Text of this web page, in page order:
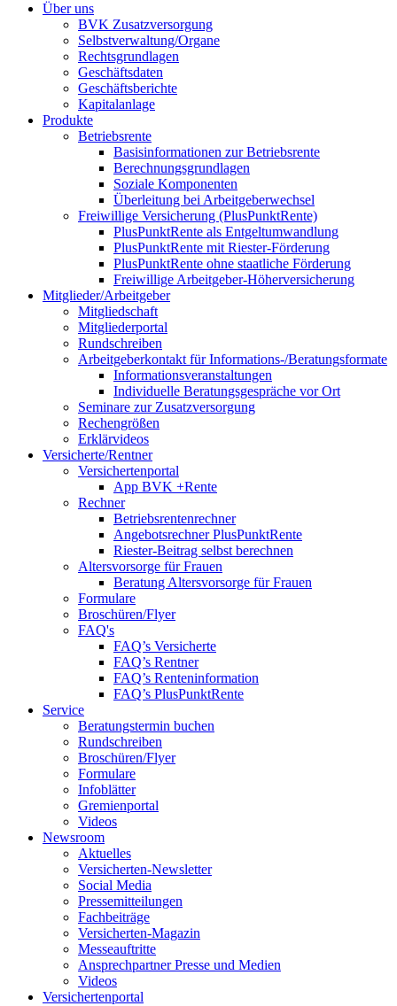
Über uns
BVK Zusatzversorgung
Selbstverwaltung/Organe
Rechtsgrundlagen
Geschäftsdaten
Geschäftsberichte
Kapitalanlage
Produkte
Betriebsrente
Basisinformationen zur Betriebsrente
Berechnungsgrundlagen
Soziale Komponenten
Überleitung bei Arbeitgeberwechsel
Freiwillige Versicherung (PlusPunktRente)
PlusPunktRente als Entgeltumwandlung
PlusPunktRente mit Riester-Förderung
PlusPunktRente ohne staatliche Förderung
Freiwillige Arbeitgeber-Höherversicherung
Mitglieder/Arbeitgeber
Mitgliedschaft
Mitgliederportal
Rundschreiben
Arbeitgeberkontakt für Informations-/Beratungsformate
Informationsveranstaltungen
Individuelle Beratungsgespräche vor Ort
Seminare zur Zusatzversorgung
Rechengrößen
Erklärvideos
Versicherte/Rentner
Versichertenportal
App BVK +Rente
Rechner
Betriebsrentenrechner
Angebotsrechner PlusPunktRente
Riester-Beitrag selbst berechnen
Altersvorsorge für Frauen
Beratung Altersvorsorge für Frauen
Formulare
Broschüren/Flyer
FAQ's
FAQ’s Versicherte
FAQ’s Rentner
FAQ’s Renteninformation
FAQ’s PlusPunktRente
Service
Beratungstermin buchen
Rundschreiben
Broschüren/Flyer
Formulare
Infoblätter
Gremienportal
Videos
Newsroom
Aktuelles
Versicherten-Newsletter
Social Media
Pressemitteilungen
Fachbeiträge
Versicherten-Magazin
Messeauftritte
Ansprechpartner Presse und Medien
Videos
Versichertenportal